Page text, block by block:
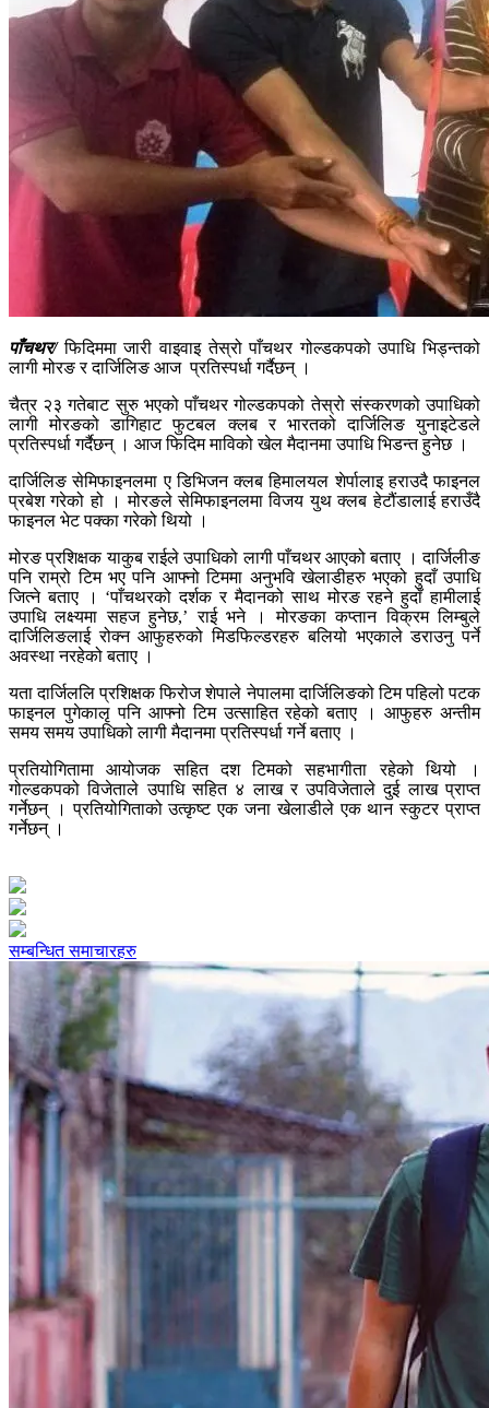
पाँचथर/फिदिममा जारी वाइवाइ तेस्रो पाँचथर गोल्डकपको उपाधि भिड्न्तको
लागी मोरङ र दार्जिलिङ आज प्रतिस्पर्धा गर्दैछन् ।
चैत्र २३ गतेबाट सुरु भएको पाँचथर गोल्डकपको तेस्रो संस्करणको उपाधिको
लागी मोरङको डागिहाट फुटबल क्लब र भारतको दार्जिलिङ युनाइटेडले
प्रतिस्पर्धा गर्दैछन् । आज फिदिम माविको खेल मैदानमा उपाधि भिडन्त हुनेछ ।
दार्जिलिङ सेमिफाइनलमा ए डिभिजन क्लब हिमालयल शेर्पालाइ हराउदै फाइनल
प्रबेश गरेको हो । मोरङले सेमिफाइनलमा विजय युथ क्लब हेटौंडालाई हराउँदै
फाइनल भेट पक्का गरेको थियो ।
मोरङ प्रशिक्षक याकुब राईले उपाधिको लागी पाँचथर आएको बताए । दार्जिलीङ
पनि राम्रो टिम भए पनि आफ्नो टिममा अनुभवि खेलाडीहरु भएको हुदाँ उपाधि
जित्ने बताए । ‘पाँचथरको दर्शक र मैदानको साथ मोरङ रहने हुदाँ हामीलाई
उपाधि लक्ष्यमा सहज हुनेछ,’ राई भने । मोरङका कप्तान विक्रम लिम्बुले
दार्जिलिङलाई रोक्न आफुहरुको मिडफिल्डरहरु बलियो भएकाले डराउनु पर्ने
अवस्था नरहेको बताए ।
यता दार्जिललि प्रशिक्षक फिरोज शेपाले नेपालमा दार्जिलिङको टिम पहिलो पटक
फाइनल पुगेकालृ पनि आफ्नो टिम उत्साहित रहेको बताए । आफुहरु अन्तीम
समय समय उपाधिको लागी मैदानमा प्रतिस्पर्धा गर्ने बताए ।
प्रतियोगितामा आयोजक सहित दश टिमको सहभागीता रहेको थियो ।
गोल्डकपको विजेताले उपाधि सहित ४ लाख र उपविजेताले दुई लाख प्राप्त
गर्नेछन् । प्रतियोगिताको उत्कृष्ट एक जना खेलाडीले एक थान स्कुटर प्राप्त
गर्नेछन् ।
सम्बन्धित समाचारहरु